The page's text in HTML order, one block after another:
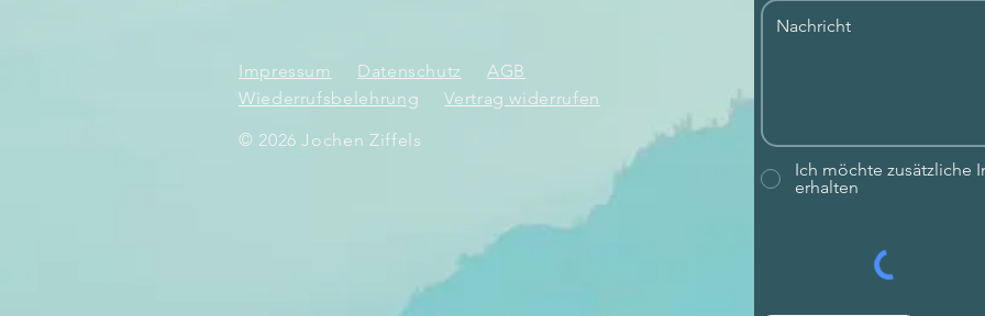
Impressum Datenschutz
AGB
Wiederrufsbelehrung
Vertrag widerrufen
© 2026 Jochen Ziffels
Ich möchte zusätzliche
erhalten